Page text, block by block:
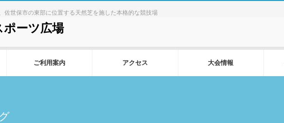
佐世保市の東部に位置する天然芝を施した本格的な競技場
ポーツ広場
ご利用案内 アクセス 大会情報